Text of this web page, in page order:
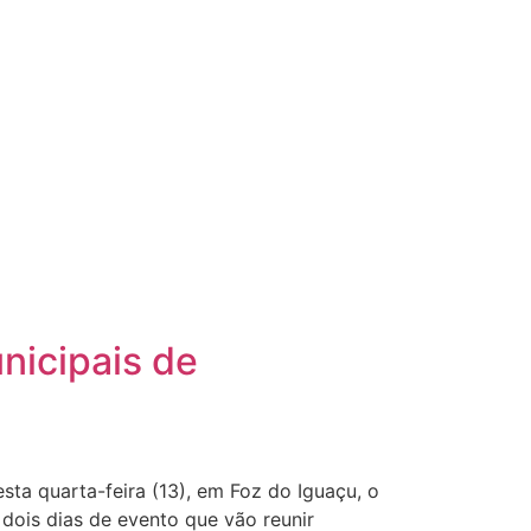
de
quarta-feira (13), em Foz do Iguaçu, o
dias de evento que vão reunir